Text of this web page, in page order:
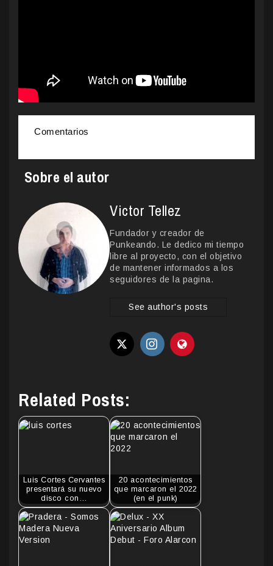
Comentarios
Sobre el autor
Victor Tellez
Fundador y creador de
Punkeando. Le dedico mi tiempo
libre al proyecto, con el objetivo
de mantener informados a los
seguidores de la pagina.
See author's posts
Related Posts:
Luis Cortes Cervantes
presentará su nuevo
disco con…
20 acontecimientos
que marcaron el 2022
(en el punk)